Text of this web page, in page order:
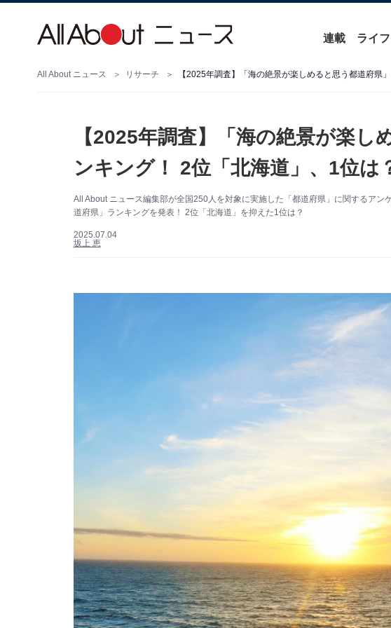
連載 ライフ
All About ニュース リサーチ 【2025年調査】「海の絶景が楽しめると思う都道府県
【2025年調査】「海の絶景が楽し
ンキング！ 2位「北海道」、1位は
All About ニュース編集部が全国250人を対象に実施した「都道府県」に関するアン
道府県」ランキングを発表！ 2位「北海道」を抑えた1位は？
2025.07.04
坂上 恵